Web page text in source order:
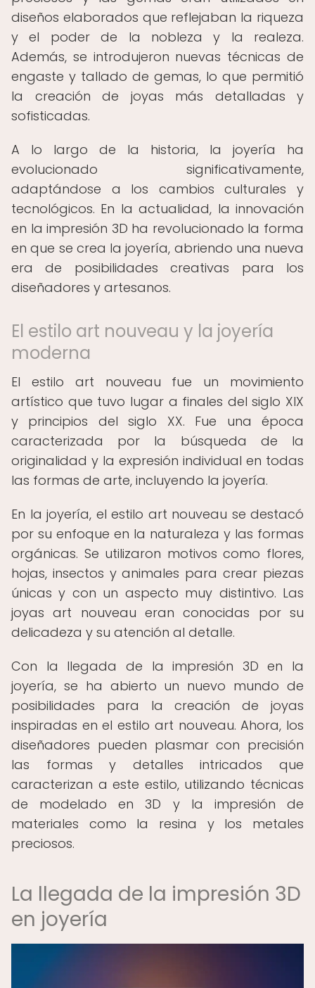
diseños elaborados que reflejaban la riqueza
y el poder de la nobleza y la realeza.
Además, se introdujeron nuevas técnicas de
engaste y tallado de gemas, lo que permitió
la creación de joyas más detalladas y
sofisticadas.
A lo largo de la historia, la joyería ha
evolucionado significativamente,
adaptándose a los cambios culturales y
tecnológicos. En la actualidad, la innovación
en la impresión 3D ha revolucionado la forma
en que se crea la joyería, abriendo una nueva
era de posibilidades creativas para los
diseñadores y artesanos.
El estilo art nouveau y la joyería
moderna
El estilo art nouveau fue un movimiento
artístico que tuvo lugar a finales del siglo XIX
y principios del siglo XX. Fue una época
caracterizada por la búsqueda de la
originalidad y la expresión individual en todas
las formas de arte, incluyendo la joyería.
En la joyería, el estilo art nouveau se destacó
por su enfoque en la naturaleza y las formas
orgánicas. Se utilizaron motivos como flores,
hojas, insectos y animales para crear piezas
únicas y con un aspecto muy distintivo. Las
joyas art nouveau eran conocidas por su
delicadeza y su atención al detalle.
Con la llegada de la impresión 3D en la
joyería, se ha abierto un nuevo mundo de
posibilidades para la creación de joyas
inspiradas en el estilo art nouveau. Ahora, los
diseñadores pueden plasmar con precisión
las formas y detalles intricados que
caracterizan a este estilo, utilizando técnicas
de modelado en 3D y la impresión de
materiales como la resina y los metales
preciosos.
La llegada de la impresión 3D
en joyería